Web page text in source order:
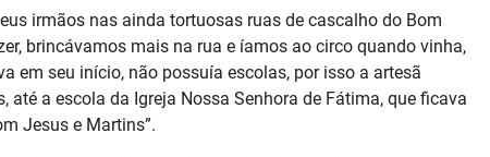
irmãos nas ainda tortuosas ruas de cascalho do Bom
brincávamos mais na rua e íamos ao circo quando vinha,
em seu início, não possuía escolas, por isso a artesã
a escola da Igreja Nossa Senhora de Fátima, que ficava
Jesus e Martins”.